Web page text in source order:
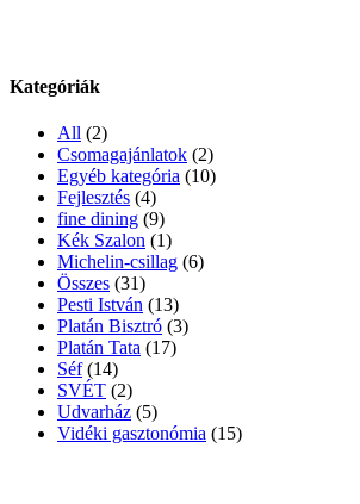
Kategóriák
All (2)
Csomagajánlatok (2)
Egyéb kategória (10)
Fejlesztés (4)
fine dining (9)
Kék Szalon (1)
Michelin-csillag (6)
Összes (31)
Pesti István (13)
Platán Bisztró (3)
Platán Tata (17)
Séf(14)
SVÉT (2)
Udvarház (5)
Vidéki gasztonómia (15)